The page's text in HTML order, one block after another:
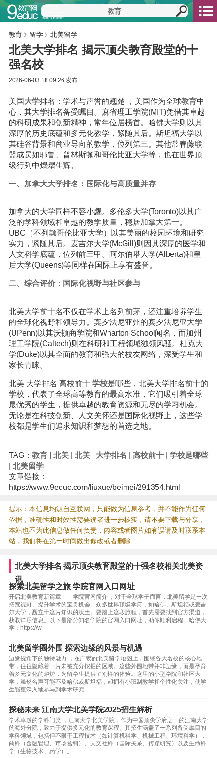
教育 》 留学》 北美留学
北美大学排名 揭示顶尖教育殿堂的十
强名校
2026-06-03 18:09:26 发布
美国 大学排名：学术与声誉的翘楚 ，美国作为全球教育中
心，其大学排名备受瞩目。麻省理工学院(MIT)凭借其卓越
的科研成果和创新精神，常年位居榜首。哈佛大学则以其
深厚的历史底蕴和多元化教学，紧随其后。斯坦福大学以
其硅谷背景和商业导向的教学，位列第三。其他常春藤联
盟成员如耶鲁、普林斯顿和哥伦比亚大学等，也在世界顶
级行列中熠熠生辉。
一、加拿大大学排名：国际化与高质量并存
加拿大的大学同样不容小觑。多伦多大学(Toronto)以其广
泛的学科领域和卓越的教学质量，稳居加拿大第一。
UBC（不列颠哥伦比亚大学）以其美丽的校园环境和研究
实力，紧随其后。麦吉尔大学(McGill)则因其深厚的医学和
人文科学底蕴，位列前三甲。阿尔伯塔大学(Alberta)和皇
后大学(Queens)等同样在国际上享有盛誉。
二、综合评价：国际化视野与社区参与
北美大学前十名不仅在学术上名列前茅，还注重培养学生
的全球化视野和领导力。宾夕法尼亚州的宾夕法尼亚大学
(UPenn)以其沃顿商学院和Wharton School闻名，而加州
理工学院(Caltech)则在科研和工程领域独领风骚。杜克大
学(Duke)以其全面的教育和强大的校友网络，深受学生和
家长青睐。
北美 大学排名 高校前十 学校是哪些，北美大学排名前十的
学校，代表了全球高等教育的最高水准，它们吸引着全球
最优秀的学生，提供卓越的教育资源和无尽的学习机会。
无论是在科技创新、人文关怀还是国际化视野上，这些学
校都是学生们追求知识和梦想的首选之地。
TAG： 教育| 北美| 北美| 大学排名 高校前十| 学校是哪些
北美留学
文章链接：
https://www.9educ.com/liuxue/beimei/291354.html
提示：本信息均源自互联网，只能做为信息参考，并不能作为任何
依据，准确性和时效性需要读者进一步核实，请不要下载与分享，
本站也不为此信息做任何负责，内容或者图片如有误请及时联系本
站，我们将在第一时间做出修改或者删除
北美大学排名 揭示顶尖教育殿堂的十强名校相关北美资
讯
探索北美留学之旅 学院官网入口网址
开启北美教育新篇章——学院官网简介 ，对于全球学子而言，北美留学是一次
拓宽视野、提升学术的宝贵机会。众多世界顶级学府，如哈佛、斯坦福或麦吉
尔大学，矗立于这片知识的沃土。要踏上这段旅程，首先需要找到官方渠道，
获取详尽信息。以下是部分知名学院的官网入口网址，助你顺利启程：哈佛大
学：https://w
北美留学圈外围 探索边缘的风景与机遇
边缘视角下的独特魅力 ，在广袤的北美留学地图上，围绕各大名校的核心地
带，往往隐藏着一片未被充分挖掘的区域。这些外围地带并非边缘，而是孕育
着多元文化的熔炉，为留学生提供了别样的体验。这里的小型学院和社区大
学，虽然名声可能不及哈佛或斯坦福，却拥有小班制教学和个性化关注，使学
生能更深入地参与到学术研究
探秘未来 江南大学北美学院2025招生解析
学术卓越的学科门类 ，江南大学北美学院，作为中国顶尖学府之一的江南大学
的海外分院，致力于提供多元化的教育课程。其招生涵盖了一系列备受瞩目的
学科领域，包括但不限于工程技术（如计算机科学、机械工程、环境科学），
商科（金融管理、市场营销）、人文社科（国际关系、传媒研究）以及生命科
学（生物技术、药学）。